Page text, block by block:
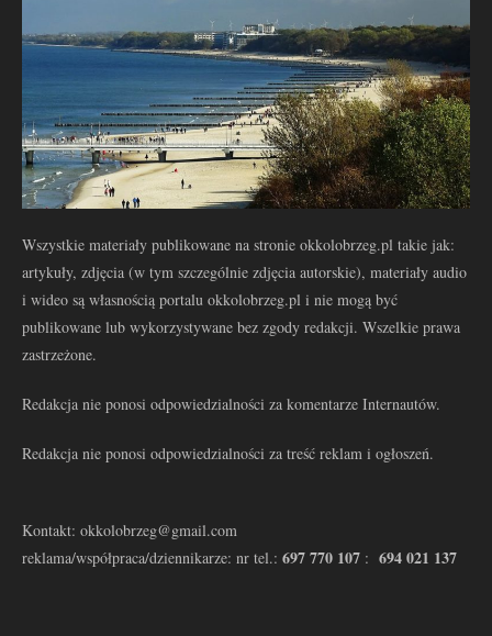
Wszystkie materiały publikowane na stronie okkolobrzeg.pl takie jak:
artykuły, zdjęcia (w tym szczególnie zdjęcia autorskie), materiały audio
i wideo są własnością portalu okkolobrzeg.pl i nie mogą być
publikowane lub wykorzystywane bez zgody redakcji. Wszelkie prawa
zastrzeżone.
Redakcja nie ponosi odpowiedzialności za komentarze Internautów.
Redakcja nie ponosi odpowiedzialności za treść reklam i ogłoszeń.
Kontakt: okkolobrzeg@gmail.com
reklama/współpraca/dziennikarze: nr tel.: 697 770 107 : 694 021 137